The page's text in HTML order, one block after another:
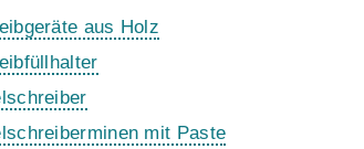
aus Holz
mit Paste